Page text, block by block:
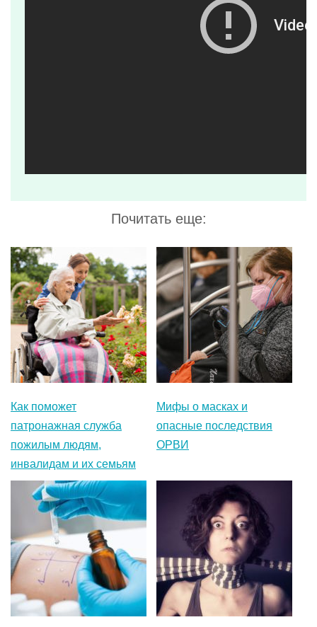
Как поможет
патронажная служба
пожилым людям,
инвалидам и их семьям
Мифы о масках и
опасные последствия
ОРВИ